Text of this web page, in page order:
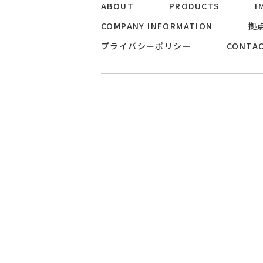
ABOUT PRODUCTS
COMPANY INFORMATION
拠
プライバシーポリシー